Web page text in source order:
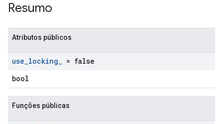
Resumo
Atributos públicos
use_locking_ = false
bool
Funções públicas